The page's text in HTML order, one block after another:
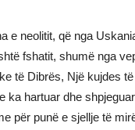
e neolitit, që nga
fshatit, shumë nga
të Dibrës, Një kujdes
ka hartuar dhe
për punë e sjellje të